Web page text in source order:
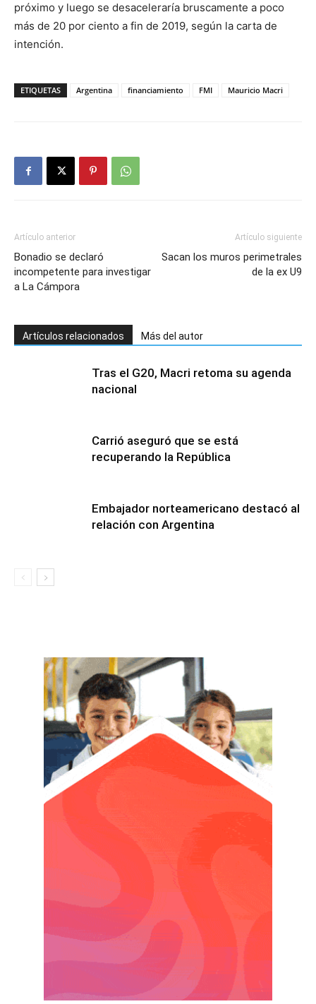
próximo y luego se desaceleraría bruscamente a poco
más de 20 por ciento a fin de 2019, según la carta de
intención.
ETIQUETAS Argentina financiamiento FMI Mauricio Macri
Artículo anterior
Bonadio se declaró
incompetente para investigar
a La Cámpora
Artículo siguiente
Sacan los muros perimetrales
de la ex U9
Artículos relacionados Más del autor
Tras el G20, Macri retoma su agenda
nacional
Carrió aseguró que se está
recuperando la República
Embajador norteamericano destacó al
relación con Argentina